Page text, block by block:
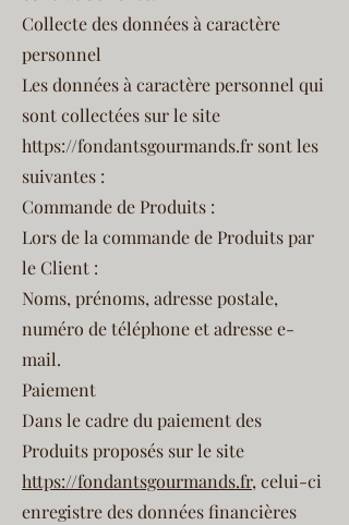
Collecte des données à caractère
personnel
Les données à caractère personnel qui
sont collectées sur le site
https://fondantsgourmands.fr sont les
suivantes :
Commande de Produits :
Lors de la commande de Produits par
le Client :
Noms, prénoms, adresse postale,
numéro de téléphone et adresse e-
mail.
Paiement
Dans le cadre du paiement des
Produits proposés sur le site
https://fondantsgourmands.fr, celui-ci
enregistre des données financières